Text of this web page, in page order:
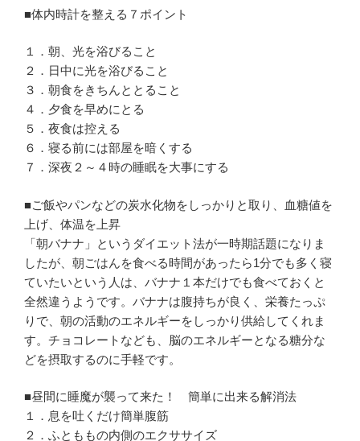
■体内時計を整える７ポイント
１．朝、光を浴びること
２．日中に光を浴びること
３．朝食をきちんととること
４．夕食を早めにとる
５．夜食は控える
６．寝る前には部屋を暗くする
７．深夜２～４時の睡眠を大事にする
■ご飯やパンなどの炭水化物をしっかりと取り、血糖値を
上げ、体温を上昇
「朝バナナ」というダイエット法が一時期話題になりま
したが、朝ごはんを食べる時間があったら1分でも多く寝
ていたいという人は、バナナ１本だけでも食べておくと
全然違うようです。バナナは腹持ちが良く、栄養たっぷ
りで、朝の活動のエネルギーをしっかり供給してくれま
す。チョコレートなども、脳のエネルギーとなる糖分な
どを摂取するのに手軽です。
■昼間に睡魔が襲って来た！ 簡単に出来る解消法
１．息を吐くだけ簡単腹筋
２．ふとももの内側のエクササイズ